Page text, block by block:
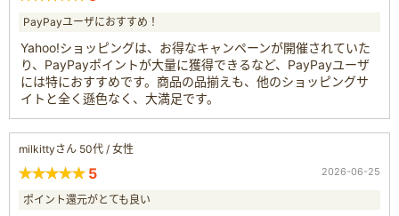
PayPayユーザにおすすめ！
Yahoo!ショッピングは、お得なキャンペーンが開催されていた
り、PayPayポイントが大量に獲得できるなど、PayPayユーザ
には特におすすめです。商品の品揃えも、他のショッピングサ
イトと全く遜色なく、大満足です。
milkittyさん 50代 / 女性
5 2026-06-25
ポイント還元がとても良い